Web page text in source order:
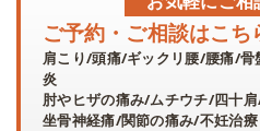
ご予約・ご相談はこち
肩こり/頭痛/ギックリ腰/腰痛/
炎
肘やヒザの痛み/ムチウチ/四十
坐骨神経痛/関節の痛み/不妊治療